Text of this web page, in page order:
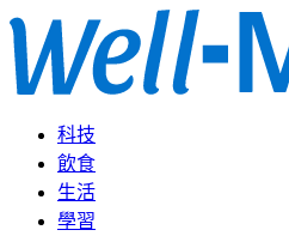
科技
飲食
生活
學習